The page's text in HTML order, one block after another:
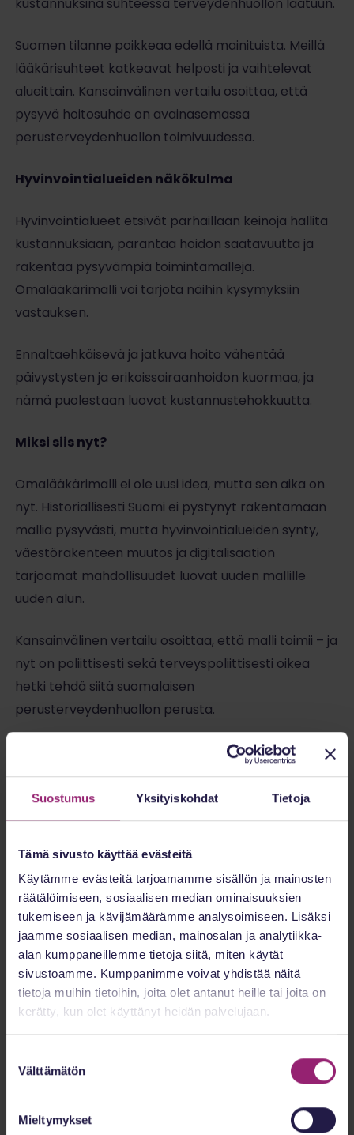
Suostumus Yksityiskohdat Tietoja
Tämä sivusto käyttää evästeitä
Käytämme evästeitä tarjoamamme sisällön ja mainosten
räätälöimiseen, sosiaalisen median ominaisuuksien
tukemiseen ja kävijämäärämme analysoimiseen. Lisäksi
jaamme sosiaalisen median, mainosalan ja analytiikka-
alan kumppaneillemme tietoja siitä, miten käytät
sivustoamme. Kumppanimme voivat yhdistää näitä
tietoja muihin tietoihin, joita olet antanut heille tai joita on
kerätty, kun olet käyttänyt heidän palvelujaan.
valinta
Välttämätön
Mieltymykset
Suomen tilanne poikkeaa edellä mainituista. Meillä
lääkärisuhteet katkeavat helposti ja vaihtelevat
alueittain. Kansainvälinen vertailu osoittaa, että
pysyvä hoitosuhde on avainasemassa
perusterveydenhuollon toimivuudessa.
Hyvinvointialueiden näkökulma
Hyvinvointialueet etsivät parhaillaan keinoja hallita
kustannuksiaan, parantaa hoidon saatavuutta ja
rakentaa pysyvämpiä toimintamalleja.
Omalääkärimalli voi tarjota näihin kysymyksiin
vastauksen.
Ennaltaehkäisevä ja jatkuva hoito vähentää
päivystysten ja erikoissairaanhoidon kuormaa, ja
nämä puolestaan luovat kustannustehokkuutta.
Miksi siis nyt?
Omalääkärimalli ei ole uusi idea, mutta sen aika on
nyt. Historiallisesti Suomi ei pystynyt rakentamaan
mallia pysyvästi, mutta hyvinvointialueiden synty,
väestörakenteen muutos ja digitalisaation
tarjoamat mahdollisuudet luovat uuden mallille
uuden alun.
Kansainvälinen vertailu osoittaa, että malli toimii – ja
nyt on poliittisesti sekä terveyspoliittisesti oikea
hetki tehdä siitä suomalaisen
perusterveydenhuollon perusta.
Pysyvä hoitosuhde ei ole vain järjestelmäkysymys,
vaan lupaus paremmasta arjesta potilaalle.